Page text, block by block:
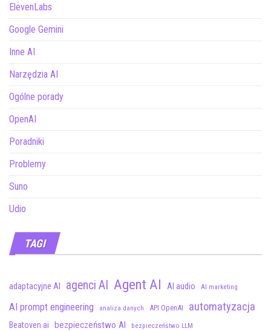
ElevenLabs
Google Gemini
Inne AI
Narzędzia AI
Ogólne porady
OpenAI
Poradniki
Problemy
Suno
Udio
TAGI
adaptacyjne AI agenci AI Agent AI AI audio AI marketing
AI prompt engineering analiza danych API OpenAI automatyzacja
Beatoven.ai bezpieczeństwo AI bezpieczeństwo LLM